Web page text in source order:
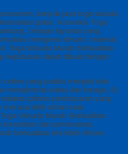
banyak jasa toga wisuda
gratis. Konveksi Toga
Dengan layanan yang
mengenai desain, material,
Toga Wisuda Murah Berkualitas
keputusan dapat dibuat dengan
online yang praktis menjadi nilai
menghemat waktu dan tenaga. Di
pilihan pembayaran yang
merasa lebih aman saat
Wisuda Murah Berkualitas
konsultasi dan pemesanan,
berkualitas kini lebih efisien,